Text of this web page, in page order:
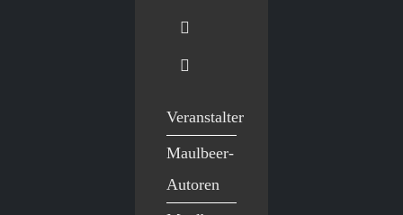
Veranstalter
Maulbeer-
Autoren